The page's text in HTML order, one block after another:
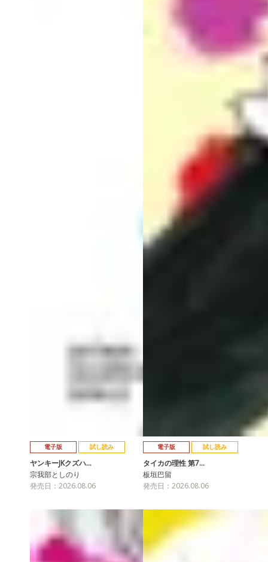
電子版 試し読み
ヤンキーJKクズハ…
宗我部としのり
発売日：2026.08.06
電子版 試し読み
タイカの理性 第7…
板垣巴留
発売日：2026.08.06